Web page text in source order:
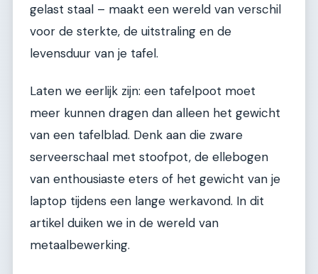
gelast staal – maakt een wereld van verschil
voor de sterkte, de uitstraling en de
levensduur van je tafel.
Laten we eerlijk zijn: een tafelpoot moet
meer kunnen dragen dan alleen het gewicht
van een tafelblad. Denk aan die zware
serveerschaal met stoofpot, de ellebogen
van enthousiaste eters of het gewicht van je
laptop tijdens een lange werkavond. In dit
artikel duiken we in de wereld van
metaalbewerking.